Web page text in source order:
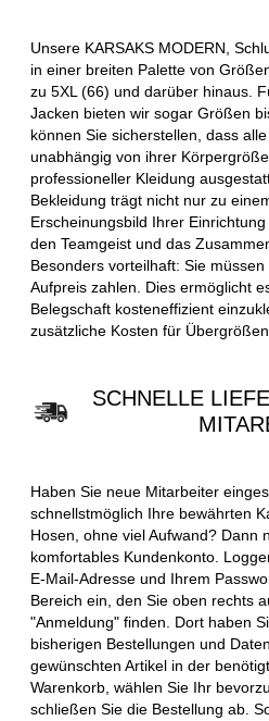
Unsere KARSAKS MODERN,
in einer breiten Palette von
zu 5XL (66) und darüber hinaus.
Jacken bieten wir sogar Größen
können Sie sicherstellen, dass
unabhängig von ihrer
professioneller Kleidung
Bekleidung trägt nicht nur zu
Erscheinungsbild Ihrer
den Teamgeist und das
Besonders vorteilhaft: Sie
Aufpreis zahlen. Dies ermöglicht
Belegschaft kosteneffizient
zusätzliche Kosten für Übergrößen
SCHNELLE
Haben Sie neue Mitarbeiter
schnellstmöglich Ihre bewährten
Hosen, ohne viel Aufwand? Dann
komfortables Kundenkonto.
E-Mail-Adresse und Ihrem
Bereich ein, den Sie oben rechts
"Anmeldung" finden. Dort haben
bisherigen Bestellungen und
gewünschten Artikel in der
Warenkorb, wählen Sie Ihr
schließen Sie die Bestellung ab.